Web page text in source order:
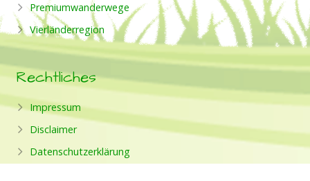
Premiumwanderwege
Vierländerregion
Rechtliches
Impressum
Disclaimer
Datenschutzerklärung